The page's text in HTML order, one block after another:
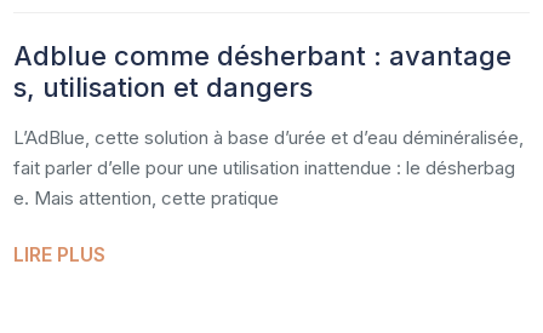
Adblue comme désherbant : avantage
s, utilisation et dangers
L’AdBlue, cette solution à base d’urée et d’eau déminéralisée,
fait parler d’elle pour une utilisation inattendue : le désherbag
e. Mais attention, cette pratique
LIRE PLUS